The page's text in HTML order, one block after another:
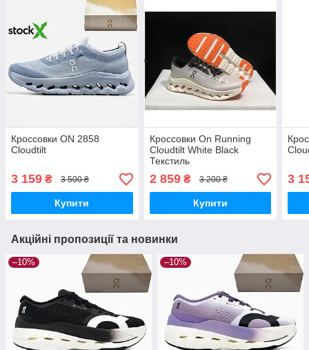
Кроссовки ON 2858
Cloudtilt
3 159 ₴ 3 500 ₴
Купити
Кроссовки On Running
Cloudtilt White Black
Текстиль
2 859₴ 3 200 ₴
Купити
3
Акційні пропозиції та новинки
–10% –10%